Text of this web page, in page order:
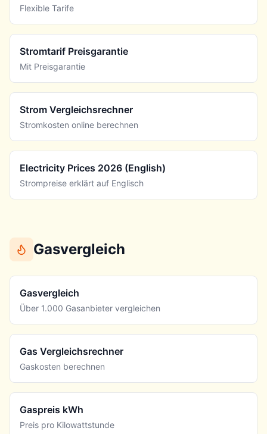
Flexible Tarife
Stromtarif Preisgarantie
Mit Preisgarantie
Strom Vergleichsrechner
Stromkosten online berechnen
Electricity Prices 2026 (English)
Strompreise erklärt auf Englisch
Gasvergleich
Gasvergleich
Über 1.000 Gasanbieter vergleichen
Gas Vergleichsrechner
Gaskosten berechnen
Gaspreis kWh
Preis pro Kilowattstunde